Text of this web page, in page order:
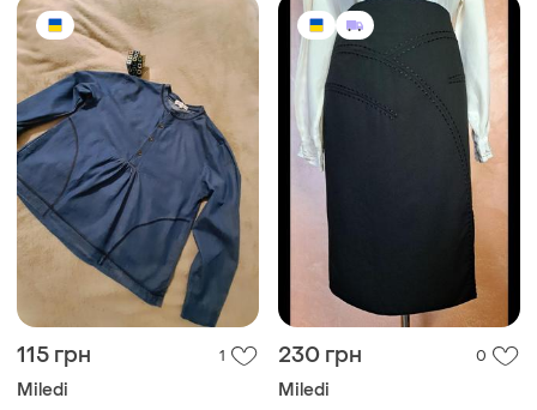
115 грн 1
Miledi
230 грн 0
Miledi